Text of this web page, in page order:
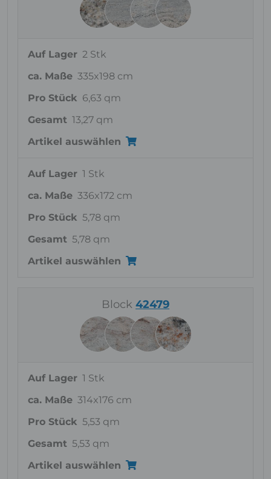
Auf Lager 2 Stk
ca. Maße 335x198 cm
Pro Stück 6,63 qm
Gesamt 13,27 qm
Artikel auswählen
Auf Lager 1 Stk
ca. Maße 336x172 cm
Pro Stück 5,78 qm
Gesamt 5,78 qm
Artikel auswählen
Block 42479
Auf Lager 1 Stk
ca. Maße 314x176 cm
Pro Stück 5,53 qm
Gesamt 5,53 qm
Artikel auswählen